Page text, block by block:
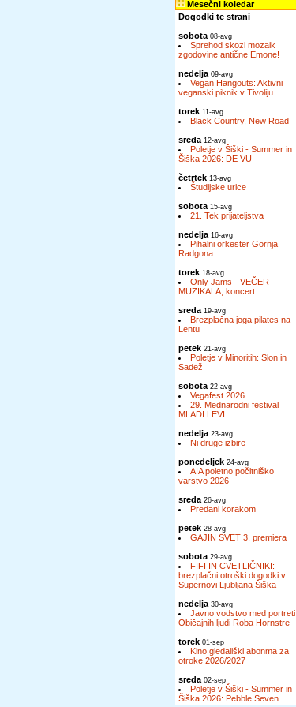
Mesečni koledar
Dogodki te strani
sobota 08-avg
Sprehod skozi mozaik
zgodovine antične Emone!
nedelja 09-avg
Vegan Hangouts: Aktivni
veganski piknik v Tivoliju
torek 11-avg
Black Country, New Road
sreda 12-avg
Poletje v Šiški - Summer in
Šiška 2026: DE VU
četrtek 13-avg
Študijske urice
sobota 15-avg
21. Tek prijateljstva
nedelja 16-avg
Pihalni orkester Gornja
Radgona
torek 18-avg
Only Jams - VEČER
MUZIKALA, koncert
sreda 19-avg
Brezplačna joga pilates na
Lentu
petek 21-avg
Poletje v Minoritih: Slon in
Sadež
sobota 22-avg
Vegafest 2026
29. Mednarodni festival
MLADI LEVI
nedelja 23-avg
Ni druge izbire
ponedeljek 24-avg
AIA poletno počitniško
varstvo 2026
sreda 26-avg
Predani korakom
petek 28-avg
GAJIN SVET 3, premiera
sobota 29-avg
FIFI IN CVETLIČNIKI:
brezplačni otroški dogodki v
Supernovi Ljubljana Šiška
nedelja 30-avg
Javno vodstvo med portreti
Običajnih ljudi Roba Hornstre
torek 01-sep
Kino gledališki abonma za
otroke 2026/2027
sreda 02-sep
Poletje v Šiški - Summer in
Šiška 2026: Pebble Seven